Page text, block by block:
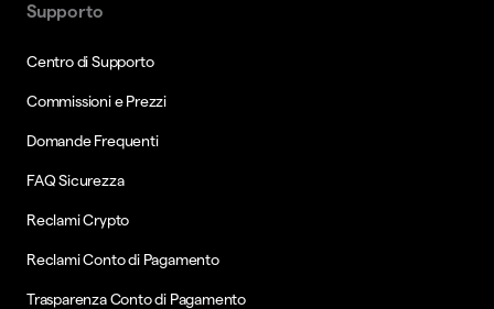
Supporto
Centro di Supporto
Commissioni e Prezzi
Domande Frequenti
FAQ Sicurezza
Reclami Crypto
Reclami Conto di Pagamento
Trasparenza Conto di Pagamento